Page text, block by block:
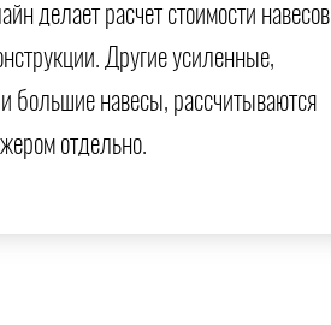
делает расчет стоимости навесов
Другие усиленные,
большие навесы, рассчитываются
отдельно.